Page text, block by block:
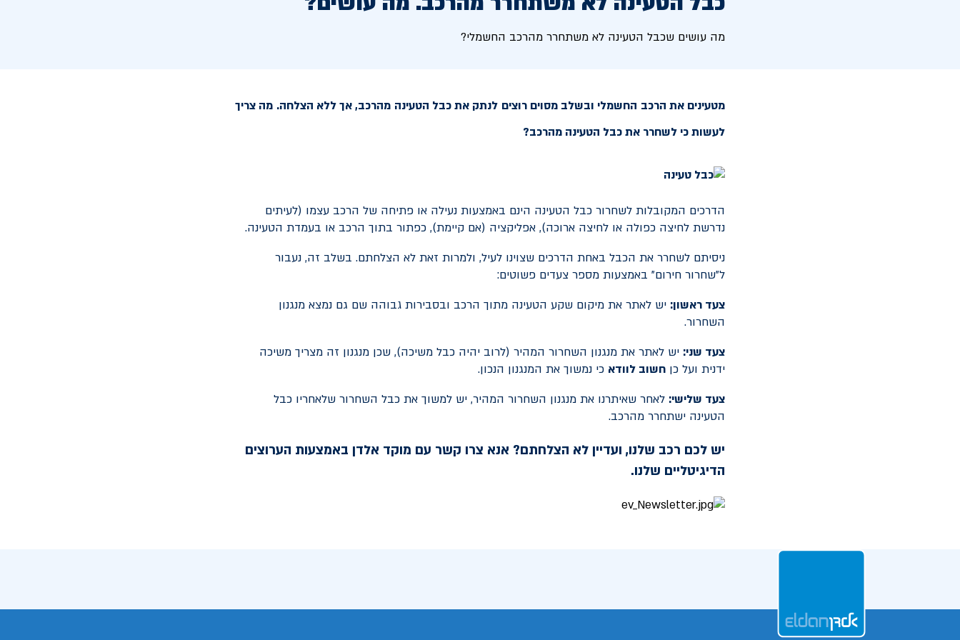
מה עושים שכבל הטעינה לא משתחרר מהרכב החשמלי?
מטעינים את הרכב החשמלי ובשלב מסוים רוצים לנתק את כבל הטעינה מהרכב, אך ללא הצלחה. מה צריך
לעשות כי לשחרר את כבל הטעינה מהרכב?
הדרכים המקובלות לשחרור כבל הטעינה הינם באמצעות נעילה או פתיחה של הרכב עצמו (לעיתים
נדרשת לחיצה כפולה או לחיצה ארוכה), אפליקציה (אם קיימת), כפתור בתוך הרכב או בעמדת הטעינה.
ניסיתם לשחרר את הכבל באחת הדרכים שצוינו לעיל, ולמרות זאת לא הצלחתם. בשלב זה, נעבור
ל"שחרור חירום" באמצעות מספר צעדים פשוטים:
צעד ראשון: יש לאתר את מיקום שקע הטעינה מתוך הרכב ובסבירות גבוהה שם גם נמצא מנגנון
השחרור.
צעד שני: יש לאתר את מנגנון השחרור המהיר (לרוב יהיה כבל משיכה), שכן מנגנון זה מצריך משיכה
ידנית ועל כן חשוב לוודא כי נמשוך את המנגנון הנכון.
צעד שלישי: לאחר שאיתרנו את מנגנון השחרור המהיר, יש למשוך את כבל השחרור שלאחריו כבל
הטעינה ישתחרר מהרכב.
יש לכם רכב שלנו, ועדיין לא הצלחתם? אנא צרו קשר עם מוקד אלדן באמצעות הערוצים
הדיגיטליים שלנו.